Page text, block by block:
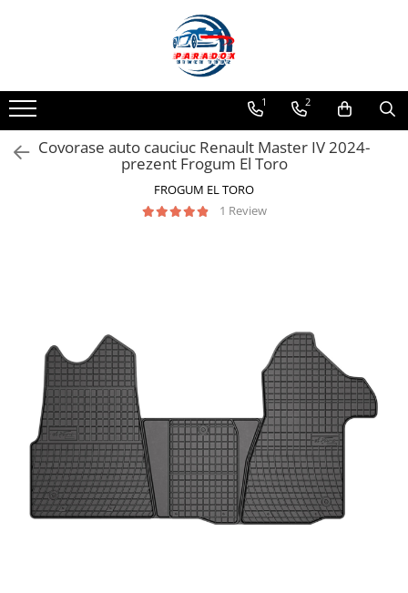
ACCESORII AUTO
Abtibild / Sticker Auto
Baby on Board
Accesorii Siguranta Auto
Banda Reflectorizanta
Bare Portbagaj
Brelocuri Auto Metalice Chei
Capace Prezoane
Carcase Chei Auto
Carcasa cheie Audi
1 2
Covorase auto cauciuc Renault Master IV 2024-
prezent Frogum El Toro
FROGUM EL TORO
1 Review